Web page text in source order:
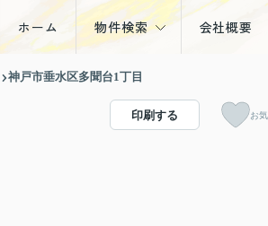
ホーム 物件検索
マンション
土地
会社概要
神戸市垂水区多聞台1丁目
印刷する お